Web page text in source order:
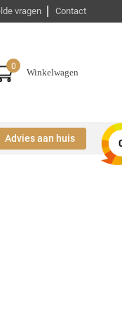
vragen Contact
0
Winkelwagen
Advies aan huis